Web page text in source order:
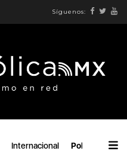
Síguenos:
Internacional Política